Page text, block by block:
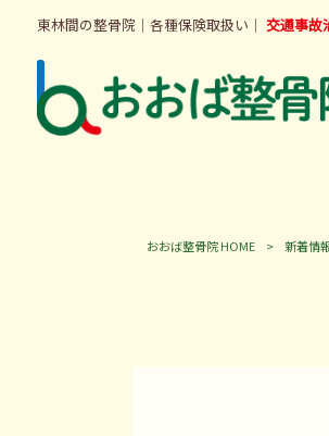
東林間の整骨院｜各種保険取扱い｜ 交通事故
おおば整骨院 HOME > 新着情